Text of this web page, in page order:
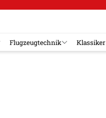
Flugzeugtechnik Klassiker